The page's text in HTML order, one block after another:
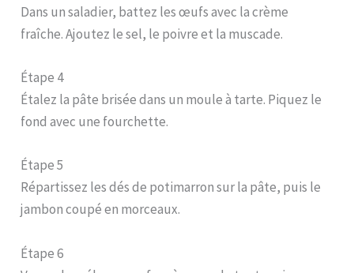
Dans un saladier, battez les œufs avec la crème
fraîche. Ajoutez le sel, le poivre et la muscade.
Étape 4
Étalez la pâte brisée dans un moule à tarte. Piquez le
fond avec une fourchette.
Étape 5
Répartissez les dés de potimarron sur la pâte, puis le
jambon coupé en morceaux.
Étape 6